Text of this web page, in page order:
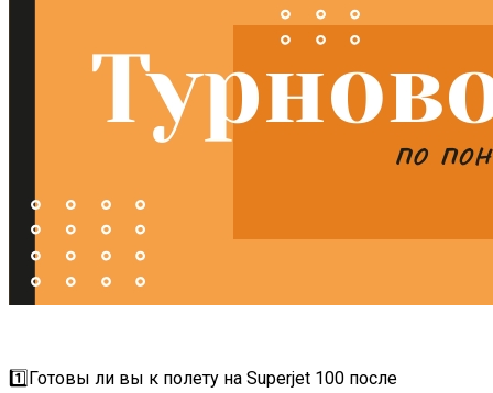
1️⃣Готовы ли вы к полету на Superjet 100 после